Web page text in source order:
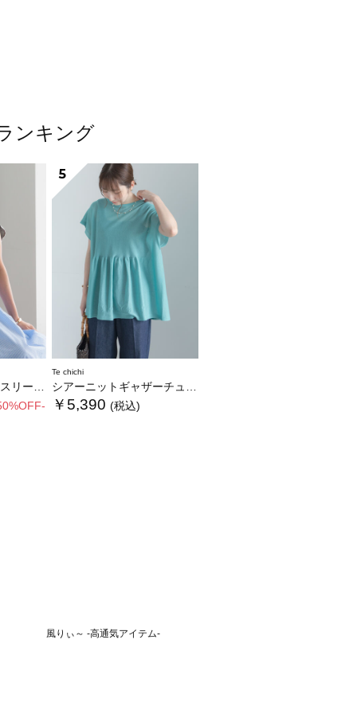
ンキング
LOOK item》
5
Te chichi
シアーニットギャザーチュニック
￥5,390 (税込)